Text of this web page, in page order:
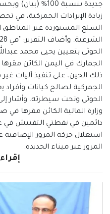
جديدة بنسبة 100%
زيادة الإيرادات الجمركية،
السلع المستوردة عبر
الحوثي بتعيين يحيى محمد
الجمارك في اليمن الكائن
ذلك الحين، على تنفيذ آليات
الجمركية لصالح كيانات وأفراد
وزارة المالية الكائن مقرها
دائمين في نقطتي التفتيش في
استغلال حركة المرور
المرور عبر ميناء الحديدة.